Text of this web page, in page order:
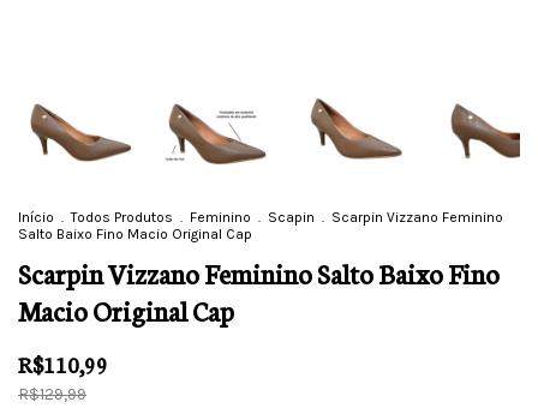
Início . Todos Produtos . Feminino . Scapin . Scarpin Vizzano Feminino
Salto Baixo Fino Macio Original Cap
Scarpin Vizzano Feminino Salto Baixo Fino
Macio Original Cap
R$110,99
R$129,99